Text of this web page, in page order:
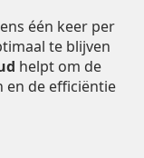
één keer per
te blijven
helpt om de
en de efficiëntie